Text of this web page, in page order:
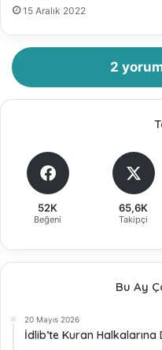
15 Aralık 2022
2
52K
Beğeni
65,6K
Takipçi
Bu Ay
20 Mayıs 2026
İdlib’te Kuran